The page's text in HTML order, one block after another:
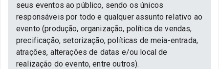
seus eventos ao público, sendo os únicos
responsáveis por todo e qualquer assunto relativo ao
evento (produção, organização, política de vendas,
precificação, setorização, políticas de meia-entrada,
atrações, alterações de datas e/ou local de
realização do evento, entre outros).